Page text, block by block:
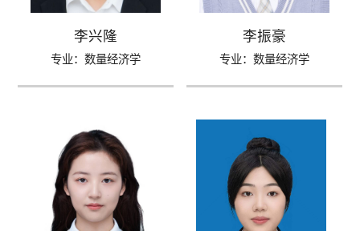
李兴隆
专业：数量经济学
李振豪
专业：数量经济学